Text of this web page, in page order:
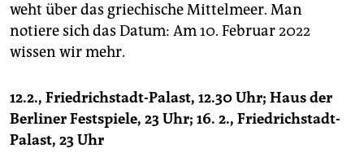
weht über das griechische Mittelmeer. Man
notiere sich das Datum: Am 10. Februar 2022
wissen wir mehr.
12.2., Friedrichstadt-Palast, 12.30 Uhr; Haus der
Berliner Festspiele, 23 Uhr; 16. 2., Friedrichstadt-
Palast, 23 Uhr